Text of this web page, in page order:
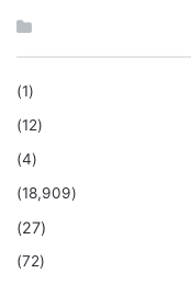
(1)
(12)
(4)
(18,909)
(27)
(72)